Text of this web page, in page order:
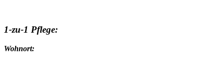
1-zu-1 Pflege:
Wohnort: